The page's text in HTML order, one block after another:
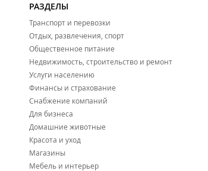
РАЗДЕЛЫ
Транспорт и перевозки
Отдых, развлечения, спорт
Общественное питание
Недвижимость, строительство и ремонт
Услуги населению
Финансы и страхование
Снабжение компаний
Для бизнеса
Домашние животные
Красота и уход
Магазины
Мебель и интерьер